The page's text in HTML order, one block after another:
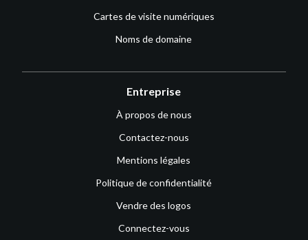
Cartes de visite numériques
Noms de domaine
Entreprise
À propos de nous
Contactez-nous
Mentions légales
Politique de confidentialité
Vendre des logos
Connectez-vous